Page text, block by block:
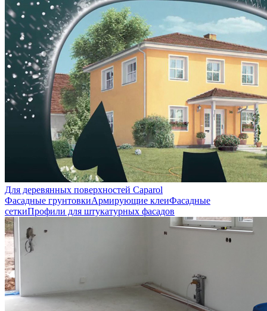
Для деревянных поверхностей Caparol
Фасадные грунтовкиАрмирующие клеиФасадные
сеткиПрофили для штукатурных фасадов